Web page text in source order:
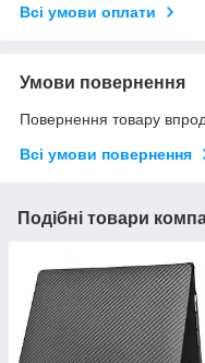
Всі умови оплати
Умови повернення
Повернення товару
Всі умови повернення
Подібні товари